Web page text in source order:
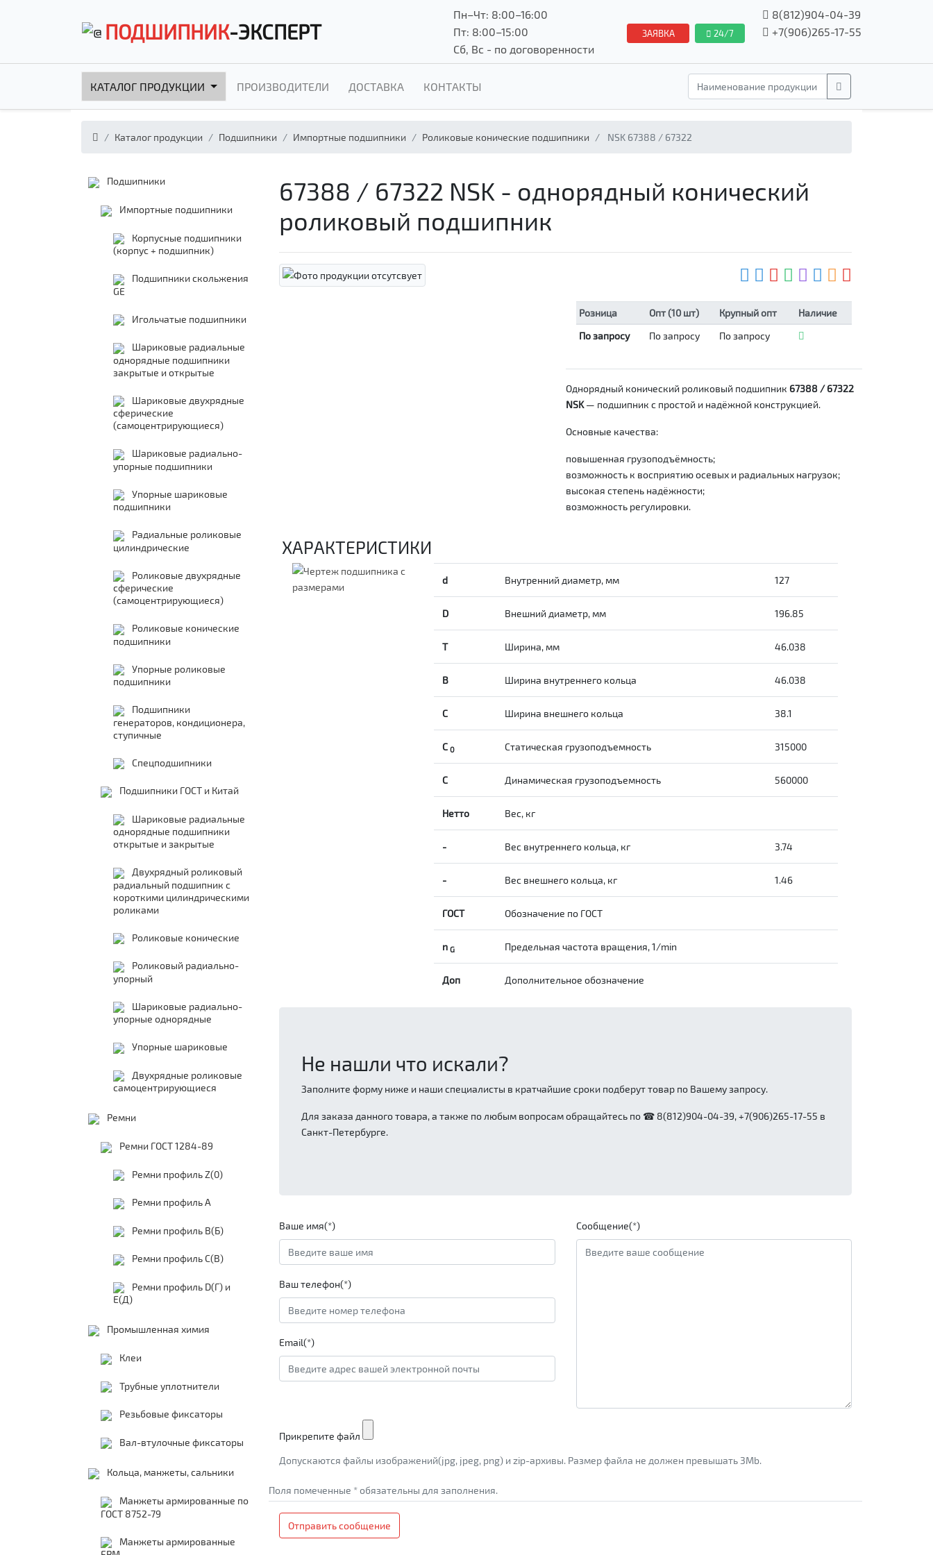
ПОДШИПНИК-ЭКСПЕРТ
Пн–Чт: 8:00–16:00
Пт: 8:00–15:00
Сб, Вс - по договоренности
ЗАЯВКА 24/7
8(812)904-04-39
+7(906)265-17-55
КАТАЛОГ ПРОДУКЦИИ ПРОИЗВОДИТЕЛИ ДОСТАВКА КОНТАКТЫ
Каталог продукции Подшипники Импортные подшипники Роликовые конические подшипники NSK 67388 / 67322
Подшипники
Импортные подшипники
Корпусные подшипники
(корпус + подшипник)
Подшипники скольжения
GE
Игольчатые подшипники
Шариковые радиальные
однорядные подшипники
закрытые и открытые
Шариковые двухрядные
сферические
(самоцентрирующиеся)
Шариковые радиально-
упорные подшипники
Упорные шариковые
подшипники
Радиальные роликовые
цилиндрические
Роликовые двухрядные
сферические
(самоцентрирующиеся)
Роликовые конические
подшипники
Упорные роликовые
подшипники
Подшипники
генераторов, кондиционера,
ступичные
Спецподшипники
Подшипники ГОСТ и Китай
Шариковые радиальные
однорядные подшипники
открытые и закрытые
Двухрядный роликовый
радиальный подшипник с
короткими цилиндрическими
роликами
Роликовые конические
Роликовый радиально-
упорный
Шариковые радиально-
упорные однорядные
Упорные шариковые
Двухрядные роликовые
самоцентрирующиеся
Ремни
Ремни ГОСТ 1284-89
Ремни профиль Z(0)
Ремни профиль А
Ремни профиль В(Б)
Ремни профиль С(В)
Ремни профиль D(Г) и
E(Д)
Промышленная химия
Клеи
Трубные уплотнители
Резьбовые фиксаторы
Вал-втулочные фиксаторы
Кольца, манжеты, сальники
Манжеты армированные по
ГОСТ 8752-79
Манжеты армированные
67388 / 67322 NSK - однорядный конический
роликовый подшипник
Розница Опт (10 шт) Крупный опт
Наличие
По запросу
По запросу По запросу
Однорядный конический роликовый подшипник 67388 / 67322
NSK— подшипник с простой и надёжной конструкцией.
Основные качества:
повышенная грузоподъёмность;
возможность к восприятию осевых и радиальных нагрузок;
высокая степень надёжности;
возможность регулировки.
ХАРАКТЕРИСТИКИ
d Внутренний диаметр, мм 127
D Внешний диаметр, мм 196.85
T Ширина, мм 46.038
B Ширина внутреннего кольца 46.038
С Ширина внешнего кольца 38.1
С0 Статическая грузоподъемность 315000
C Динамическая грузоподъемность 560000
Нетто Вес, кг
- Вес внутреннего кольца, кг 3.74
- Вес внешнего кольца, кг 1.46
ГОСТ Обозначение по ГОСТ
nG Предельная частота вращения, 1/min
Доп Дополнительное обозначение
Не нашли что искали?
Заполните форму ниже и наши специалисты в кратчайшие сроки подберут товар по Вашему запросу.
Для заказа данного товара, а также по любым вопросам обращайтесь по ☎ 8(812)904-04-39, +7(906)265-17-55 в
Санкт-Петербурге.
Ваше имя(*)
Ваш телефон(*)
Email(*)
Сообщение(*)
Прикрепите файл
Допускаются файлы изображений(jpg, jpeg, png) и zip-архивы. Размер файла не должен превышать 3Mb.
Поля помеченные * обязательны для заполнения.
Отправить сообщение